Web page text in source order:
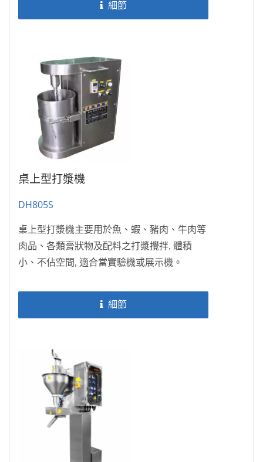
細節
桌上型打漿機
DH805S
桌上型打漿機主要用於魚、蝦、豬肉、牛肉等
肉品、各類膏狀物及配料之打漿攪拌, 體積
小、不佔空間, 適合當實驗機或展示機。
細節